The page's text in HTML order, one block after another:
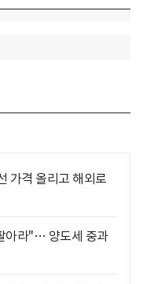
가격 올리고 해외로
아라"… 양도세 중과